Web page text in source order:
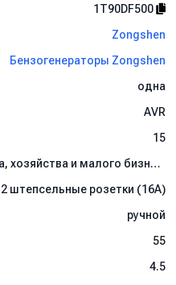
продукции,
как минимум 2
богатой функциональности
потребителей не только в
является один
двигателей общего
лишь 2-м грандам:
1T90DF500
Zongshen
Бензогенераторы Zongshen
одна
AVR
15
для дома, хозяйства и малого бизнеса
2 штепсельные розетки (16А)
ручной
55
4.5